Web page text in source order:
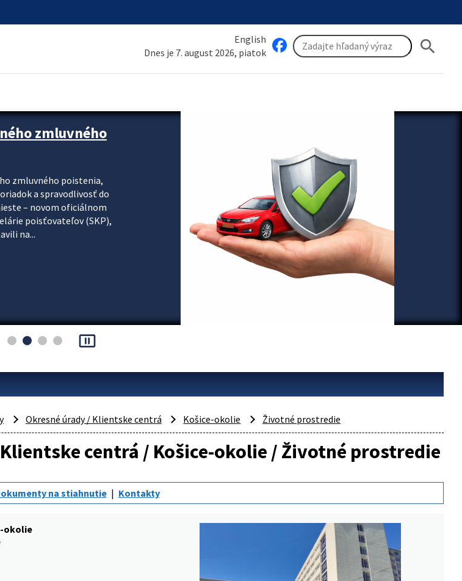
English
Dnes je 7. august 2026, piatok
search
zmluvného
zmluvného poistenia,
a spravodlivosť do
– novom oficiálnom
poisťovateľov (SKP),
na...
pause_presentation
Okresné úrady / Klientske centrá Košice-okolie Životné prostredie
centrá / Košice-okolie / Životné prostredie
na stiahnutie Kontakty
okolie